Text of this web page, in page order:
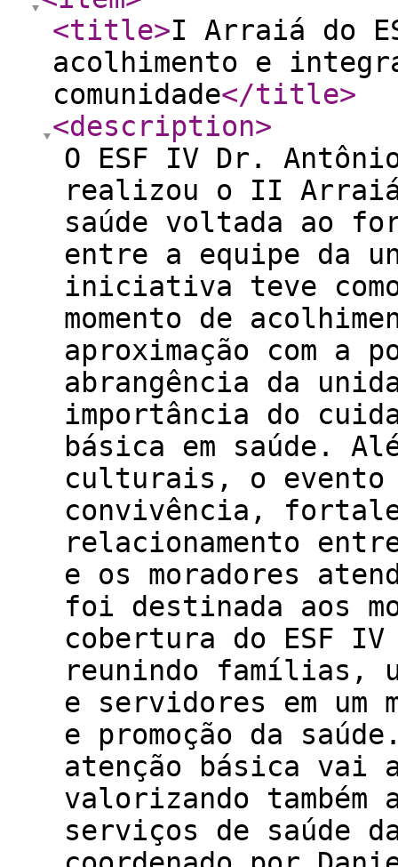
<title>I Arraiá do
acolhimento e
comunidade</title>
<description>
O ESF IV Dr.
realizou o II Arraiá
saúde voltada ao
entre a equipe da
iniciativa teve
momento de
aproximação com a
abrangência da
importância do
básica em saúde.
culturais, o evento
convivência,
relacionamento
e os moradores
foi destinada aos
cobertura do ESF
reunindo famílias,
e servidores em um
e promoção da
atenção básica vai
valorizando também
serviços de saúde